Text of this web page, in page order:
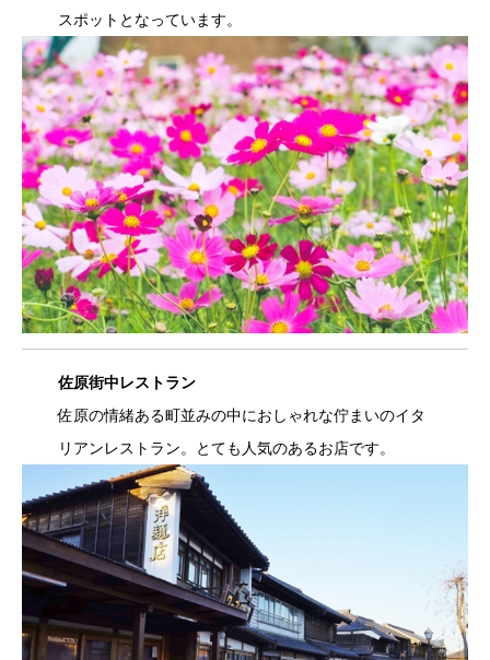
スポットとなっています。
佐原街中レストラン
佐原の情緒ある町並みの中におしゃれな佇まいのイタ
リアンレストラン。とても人気のあるお店です。